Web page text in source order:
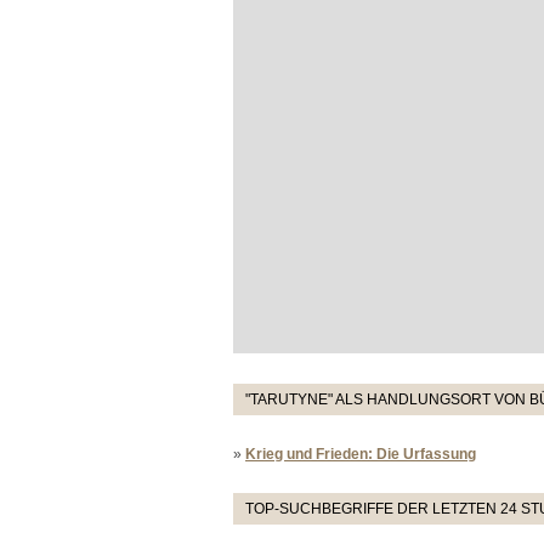
"TARUTYNE" ALS HANDLUNGSORT VON
» Krieg und Frieden: Die Urfassung
TOP-SUCHBEGRIFFE DER LETZTEN 24